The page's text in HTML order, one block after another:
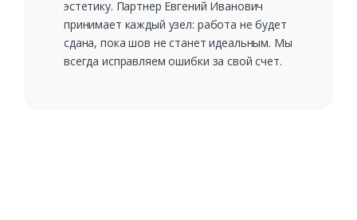
эстетику. Партнер Евгений Иванович
принимает каждый узел: работа не будет
сдана, пока шов не станет идеальным. Мы
всегда исправляем ошибки за свой счет.